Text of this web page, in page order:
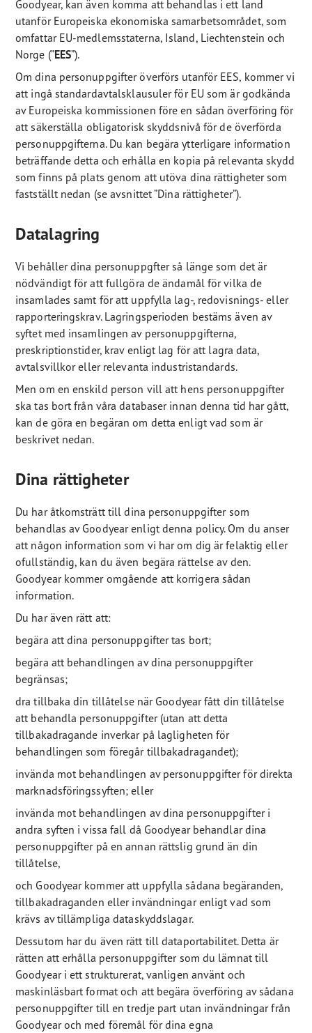
Goodyear, kan även komma att behandlas i ett land
utanför Europeiska ekonomiska samarbetsområdet, som
omfattar EU-medlemsstaterna, Island, Liechtenstein och
Norge (”EES”).
Om dina personuppgifter överförs utanför EES, kommer vi
att ingå standardavtalsklausuler för EU som är godkända
av Europeiska kommissionen före en sådan överföring för
att säkerställa obligatorisk skyddsnivå för de överförda
personuppgifterna. Du kan begära ytterligare information
beträffande detta och erhålla en kopia på relevanta skydd
som finns på plats genom att utöva dina rättigheter som
fastställt nedan (se avsnittet ”Dina rättigheter”).
Datalagring
Vi behåller dina personuppgfter så länge som det är
nödvändigt för att fullgöra de ändamål för vilka de
insamlades samt för att uppfylla lag-, redovisnings- eller
rapporteringskrav. Lagringsperioden bestäms även av
syftet med insamlingen av personuppgifterna,
preskriptionstider, krav enligt lag för att lagra data,
avtalsvillkor eller relevanta industristandards.
Men om en enskild person vill att hens personuppgifter
ska tas bort från våra databaser innan denna tid har gått,
kan de göra en begäran om detta enligt vad som är
beskrivet nedan.
Dina rättigheter
Du har åtkomsträtt till dina personuppgifter som
behandlas av Goodyear enligt denna policy. Om du anser
att någon information som vi har om dig är felaktig eller
ofullständig, kan du även begära rättelse av den.
Goodyear kommer omgående att korrigera sådan
information.
Du har även rätt att:
begära att dina personuppgifter tas bort;
begära att behandlingen av dina personuppgifter
begränsas;
dra tillbaka din tillåtelse när Goodyear fått din tillåtelse
att behandla personuppgifter (utan att detta
tillbakadragande inverkar på lagligheten för
behandlingen som föregår tillbakadragandet);
invända mot behandlingen av personuppgifter för direkta
marknadsföringssyften; eller
invända mot behandlingen av dina personuppgifter i
andra syften i vissa fall då Goodyear behandlar dina
personuppgifter på en annan rättslig grund än din
tillåtelse,
och Goodyear kommer att uppfylla sådana begäranden,
tillbakadraganden eller invändningar enligt vad som
krävs av tillämpliga dataskyddslagar.
Dessutom har du även rätt till dataportabilitet. Detta är
rätten att erhålla personuppgifter som du lämnat till
Goodyear i ett strukturerat, vanligen använt och
maskinläsbart format och att begära överföring av sådana
personuppgifter till en tredje part utan invändningar från
Goodyear och med föremål för dina egna